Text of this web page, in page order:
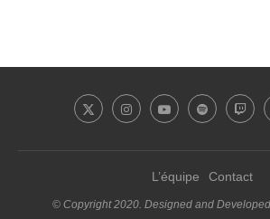
L’équipe Contact
© Copyright 2020. Designed and